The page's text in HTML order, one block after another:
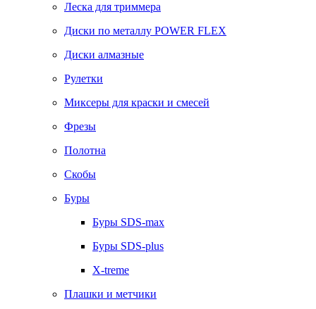
Леска для триммера
Диски по металлу POWER FLEX
Диски алмазные
Рулетки
Миксеры для краски и смесей
Фрезы
Полотна
Скобы
Буры
Буры SDS-max
Буры SDS-plus
X-treme
Плашки и метчики